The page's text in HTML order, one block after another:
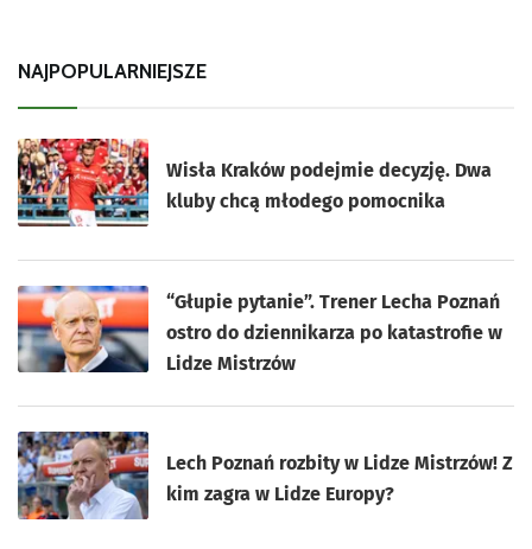
NAJPOPULARNIEJSZE
Wisła Kraków podejmie decyzję. Dwa
kluby chcą młodego pomocnika
“Głupie pytanie”. Trener Lecha Poznań
ostro do dziennikarza po katastrofie w
Lidze Mistrzów
Lech Poznań rozbity w Lidze Mistrzów! Z
kim zagra w Lidze Europy?